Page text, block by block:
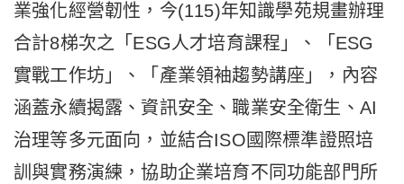
業強化經營韌性，今(115)年知識學苑規畫辦理
合計8梯次之「ESG人才培育課程」、「ESG
實戰工作坊」、「產業領袖趨勢講座」，內容
涵蓋永續揭露、資訊安全、職業安全衛生、AI
治理等多元面向，並結合ISO國際標準證照培
訓與實務演練，協助企業培育不同功能部門所